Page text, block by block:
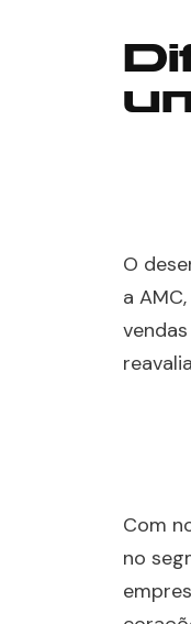
O
a
Com
no